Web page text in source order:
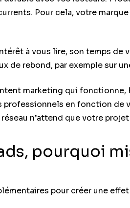
Pour cela, votre
à vous lire, son temps de
rebond, par exemple sur
marketing qui fonctionne,
en fonction de
n’attend que votre
pourquoi
pour créer une